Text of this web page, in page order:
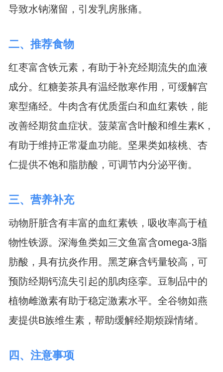
导致水钠潴留，引发乳房胀痛。
二、推荐食物
红枣富含铁元素，有助于补充经期流失的血液
成分。红糖姜茶具有温经散寒作用，可缓解宫
寒型痛经。牛肉含有优质蛋白和血红素铁，能
改善经期贫血症状。菠菜富含叶酸和维生素K，
有助于维持正常凝血功能。坚果类如核桃、杏
仁提供不饱和脂肪酸，可调节内分泌平衡。
三、营养补充
动物肝脏含有丰富的血红素铁，吸收率高于植
物性铁源。深海鱼类如三文鱼富含omega-3脂
肪酸，具有抗炎作用。黑芝麻含钙量较高，可
预防经期钙流失引起的肌肉痉挛。豆制品中的
植物雌激素有助于稳定激素水平。全谷物如燕
麦提供B族维生素，帮助缓解经期烦躁情绪。
四、注意事项